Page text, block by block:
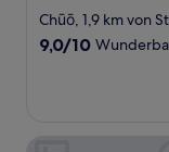
Sterne-
Unterkunft
Chūō, 1,9 km von
9.0
Bewertungen)
9,0/10